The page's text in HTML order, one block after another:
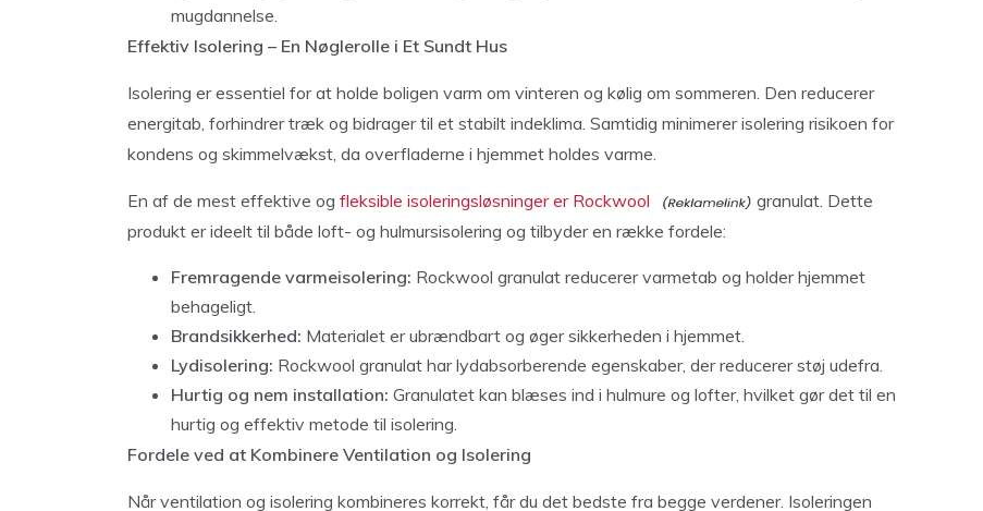
mugdannelse.
Effektiv Isolering – En Nøglerolle i Et Sundt Hus
Isolering er essentiel for at holde boligen varm om vinteren og kølig om sommeren. Den reducerer
energitab, forhindrer træk og bidrager til et stabilt indeklima. Samtidig minimerer isolering risikoen for
kondens og skimmelvækst, da overfladerne i hjemmet holdes varme.
En af de mest effektive og fleksible isoleringsløsninger er Rockwool
granulat. Dette
produkt er ideelt til både loft- og hulmursisolering og tilbyder en række fordele:
Fremragende varmeisolering: Rockwool granulat reducerer varmetab og holder hjemmet
behageligt.
Brandsikkerhed: Materialet er ubrændbart og øger sikkerheden i hjemmet.
Lydisolering: Rockwool granulat har lydabsorberende egenskaber, der reducerer støj udefra.
Hurtig og nem installation: Granulatet kan blæses ind i hulmure og lofter, hvilket gør det til en
hurtig og effektiv metode til isolering.
Fordele ved at Kombinere Ventilation og Isolering
Når ventilation og isolering kombineres korrekt, får du det bedste fra begge verdener. Isoleringen